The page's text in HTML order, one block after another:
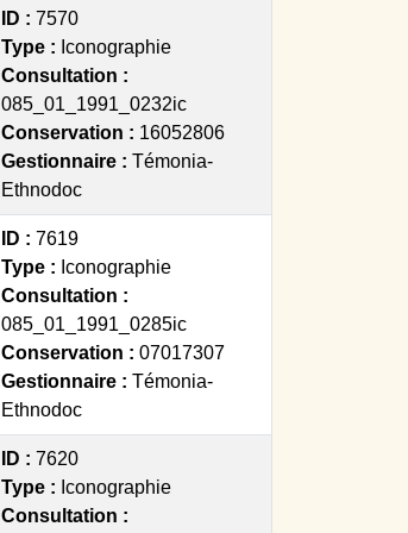
ID : 7570
Type : Iconographie
Consultation :
085_01_1991_0232ic
Conservation : 16052806
Gestionnaire : Témonia-
Ethnodoc
ID : 7619
Type : Iconographie
Consultation :
085_01_1991_0285ic
Conservation : 07017307
Gestionnaire : Témonia-
Ethnodoc
ID : 7620
Type : Iconographie
Consultation :